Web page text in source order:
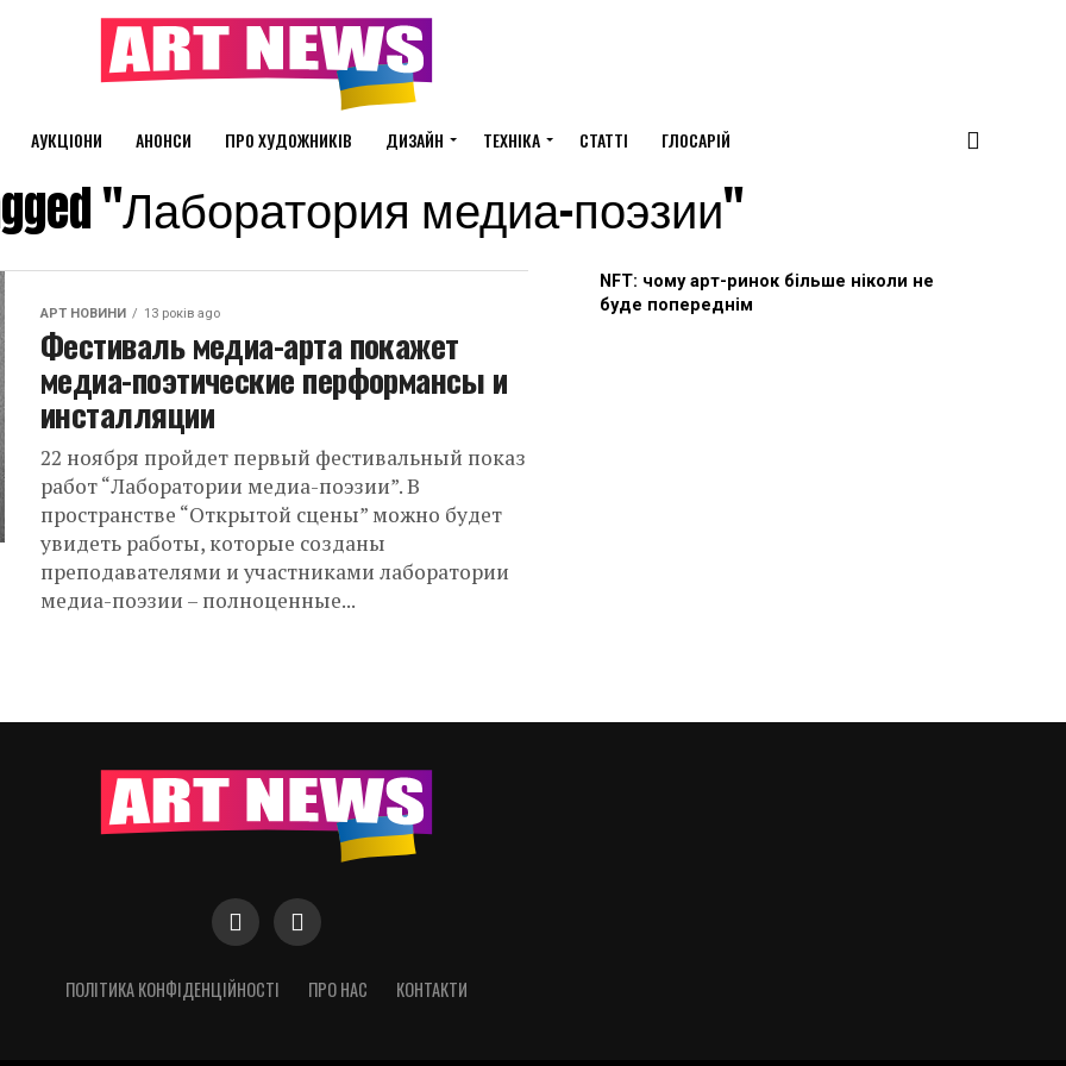
АУКЦІОНИ АНОНСИ ПРО ХУДОЖНИКІВ ДИЗАЙН ТЕХНІКА СТАТТІ ГЛОСАРІЙ
"Лаборатория медиа-поэзии"
АРТ НОВИНИ 13 років ago
Фестиваль медиа-арта покажет
медиа-поэтические перформансы и
инсталляции
22 ноября пройдет первый фестивальный показ
работ “Лаборатории медиа-поэзии”. В
пространстве “Открытой сцены” можно будет
увидеть работы, которые созданы
преподавателями и участниками лаборатории
медиа-поэзии – полноценные...
NFT: чому арт-ринок більше ніколи не
буде попереднім
ПОЛІТИКА КОНФІДЕНЦІЙНОСТІ ПРО НАС КОНТАКТИ